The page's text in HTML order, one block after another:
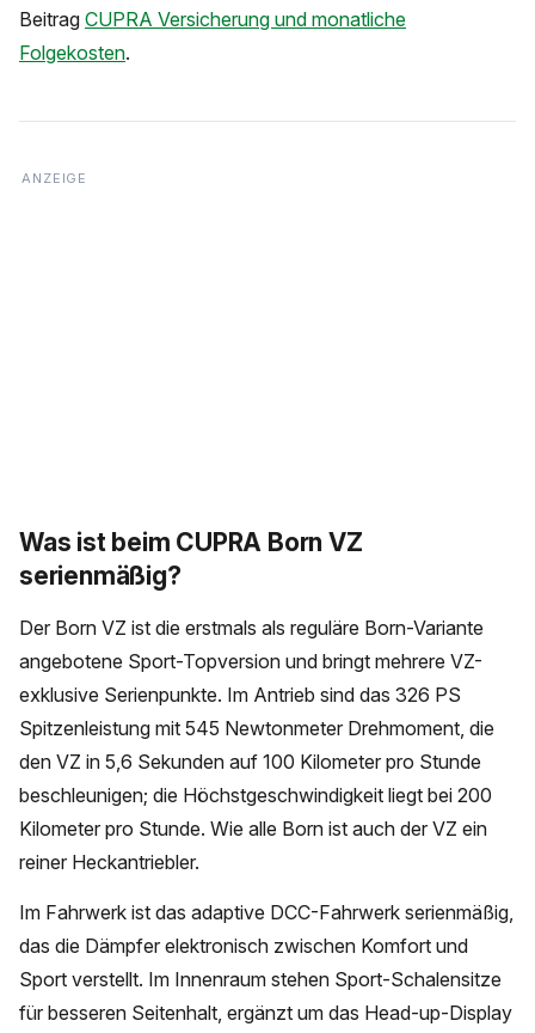
Beitrag CUPRA Versicherung und monatliche
Folgekosten.
Was ist beim CUPRA Born VZ
serienmäßig?
Der Born VZ ist die erstmals als reguläre Born-Variante
angebotene Sport-Topversion und bringt mehrere VZ-
exklusive Serienpunkte. Im Antrieb sind das 326 PS
Spitzenleistung mit 545 Newtonmeter Drehmoment, die
den VZ in 5,6 Sekunden auf 100 Kilometer pro Stunde
beschleunigen; die Höchstgeschwindigkeit liegt bei 200
Kilometer pro Stunde. Wie alle Born ist auch der VZ ein
reiner Heckantriebler.
Im Fahrwerk ist das adaptive DCC-Fahrwerk serienmäßig,
das die Dämpfer elektronisch zwischen Komfort und
Sport verstellt. Im Innenraum stehen Sport-Schalensitze
für besseren Seitenhalt, ergänzt um das Head-up-Display